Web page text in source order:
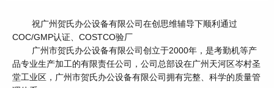
祝广州贺氏办公设备有限公司在创思维辅导下顺利通过
COC/GMP认证、COSTCO验厂
广州市贺氏办公设备有限公司创立于2000年，是考勤机等产
品专业生产加工的有限责任公司，公司总部设在广州天河区岑村圣
堂工业区，广州市贺氏办公设备有限公司拥有完整、科学的质量管